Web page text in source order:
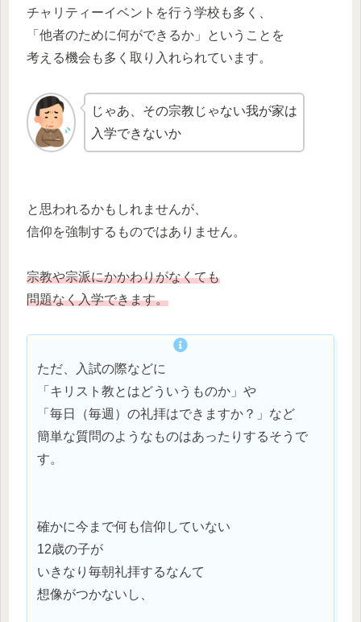
チャリティーイベントを行う学校も多く、
「他者のために何ができるか」ということを
考える機会も多く取り入れられています。
じゃあ、その宗教じゃない我が家は
入学できないか
と思われるかもしれませんが、
信仰を強制するものではありません。
宗教や宗派にかかわりがなくても
問題なく入学できます。
ただ、入試の際などに
「キリスト教とはどういうものか」や
「毎日（毎週）の礼拝はできますか？」など
簡単な質問のようなものはあったりするそうで
す。
確かに今まで何も信仰していない
12歳の子が
いきなり毎朝礼拝するなんて
想像がつかないし、